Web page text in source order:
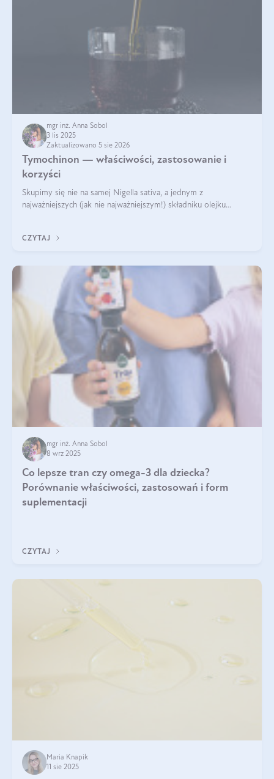
mgr inż. Anna Sobol
3 lis 2025
Zaktualizowano 5 sie 2026
Tymochinon — właściwości, zastosowanie i
korzyści
Skupimy się nie na samej Nigella sativa, a jednym z
najważniejszych (jak nie najważniejszym!) składniku olejku
CZYTAJ
mgr inż. Anna Sobol
8 wrz 2025
Co lepsze tran czy omega-3 dla dziecka?
Porównanie właściwości, zastosowań i form
suplementacji
CZYTAJ
Maria Knapik
11 sie 2025